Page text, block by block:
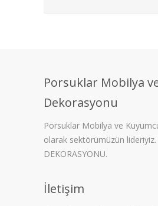
Porsuklar Mobilya
Dekorasyonu
Porsuklar Mobilya ve
olarak sektörümüzün lideriyiz.
DEKORASYONU.
İletişim